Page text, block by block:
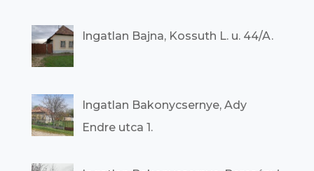
Ingatlan Bajna, Kossuth L. u. 44/A.
Ingatlan Bakonycsernye, Ady
Endre utca 1.